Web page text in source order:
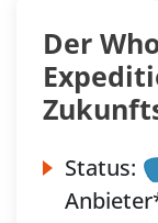
Der
Status: